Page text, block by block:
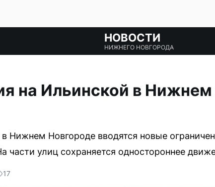
НОВОСТИ
НИЖНЕГО НОВГОРОДА
на Ильинской в Нижнем
Нижнем Новгороде вводятся новые
части улиц сохраняется одностороннее
17